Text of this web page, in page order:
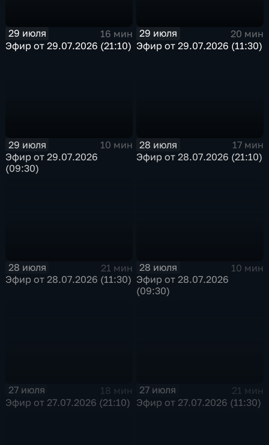
29 июля
16 мин
Эфир от 29.07.2026 (21:10)
29 июля
20 мин
Эфир от 29.07.2026 (11:30)
29 июля
10 мин
Эфир от 29.07.2026
(09:30)
28 июля
17 мин
Эфир от 28.07.2026 (21:10)
28 июля
21 мин
Эфир от 28.07.2026 (11:30)
28 июля
10 мин
Эфир от 28.07.2026
(09:30)
27 июля
18 мин
Эфир от 27.07.2026 (21:10)
27 июля
21 мин
Эфир от 27.07.2026 (11:30)